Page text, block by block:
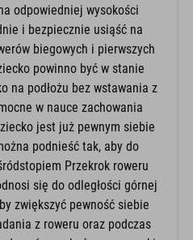
odpowiedniej wysokości
i bezpiecznie usiąść na
biegowych i pierwszych
powinno być w stanie
na podłożu bez wstawania z
w nauce zachowania
jest już pewnym siebie
podnieść tak, aby do
Przekrok roweru
się do odległości górnej
zwiększyć pewność siebie
z roweru oraz podczas